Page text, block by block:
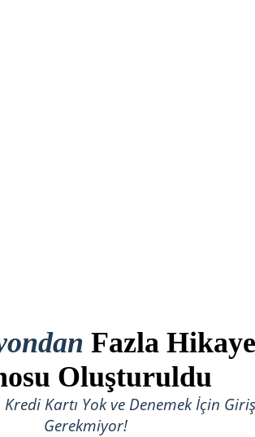
Fazla Hikaye
Oluşturuldu
Kartı Yok ve Denemek İçin Giriş
Gerekmiyor!